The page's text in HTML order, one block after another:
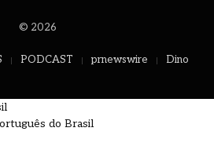
© 2026
PODCAST prnewswire Dino
do Brasil